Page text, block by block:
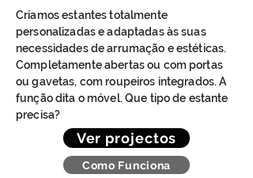
Criamos estantes totalmente
personalizadas e adaptadas às suas
necessidades de arrumação e estéticas.
Completamente abertas ou com portas
ou gavetas, com roupeiros integrados. A
função dita o móvel. Que tipo de estante
precisa?
Ver projectos
Como Funciona